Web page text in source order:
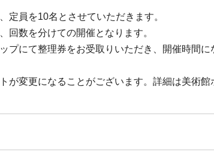
定員を10名とさせていただきます。
回数を分けての開催となります。
プにて整理券をお受取りいただき、開催時間
が変更になることがございます。詳細は美術館